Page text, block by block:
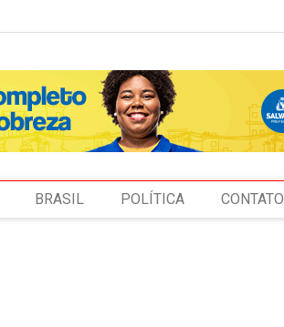
BRASIL POLÍTICA CONTATO